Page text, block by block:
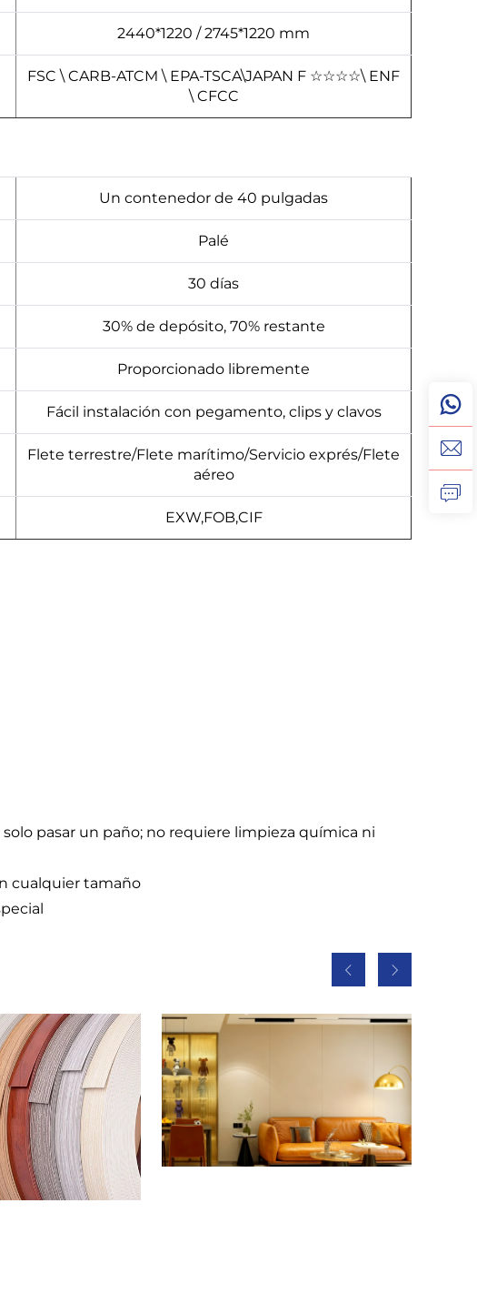
2440*1220 / 2745*1220 mm
FSC \ CARB-ATCM \ EPA-TSCA\JAPAN F ☆☆☆☆\ ENF
\ CFCC
Un contenedor de 40 pulgadas
Palé
30 días
30% de depósito, 70% restante
Proporcionado libremente
Fácil instalación con pegamento, clips y clavos
Flete terrestre/Flete marítimo/Servicio exprés/Flete
aéreo
EXW,FOB,CIF
pasar un paño; no requiere limpieza química ni
cualquier tamaño